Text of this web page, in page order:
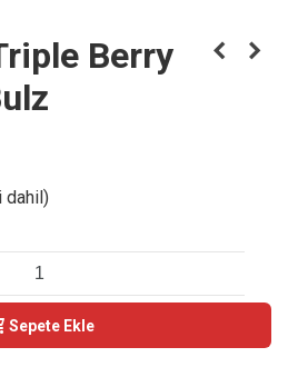
Berry
dahil)
Sepete Ekle